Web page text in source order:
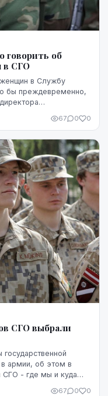
говорить об
в СГО
в Службу
бы преждевременно,
67 0 0
СГО выбрали
армии, об этом в
СГО - где мы и куда
67 0 0